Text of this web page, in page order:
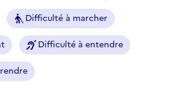
Difficulté à marcher
Difficulté à entendre